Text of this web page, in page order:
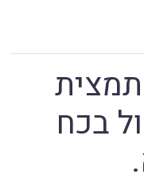
MEN PLUS תמצית
בכח